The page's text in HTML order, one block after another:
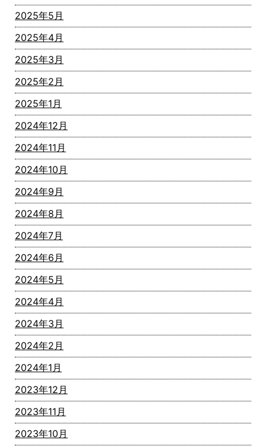
2025年5月
2025年4月
2025年3月
2025年2月
2025年1月
2024年12月
2024年11月
2024年10月
2024年9月
2024年8月
2024年7月
2024年6月
2024年5月
2024年4月
2024年3月
2024年2月
2024年1月
2023年12月
2023年11月
2023年10月